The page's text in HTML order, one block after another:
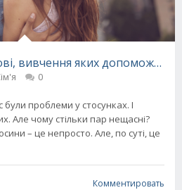
вивчення яких допоможе
0
проблеми у стосунках. І
Але чому стільки пар нещасні?
– це непросто. Але, по суті, це
Комментировать